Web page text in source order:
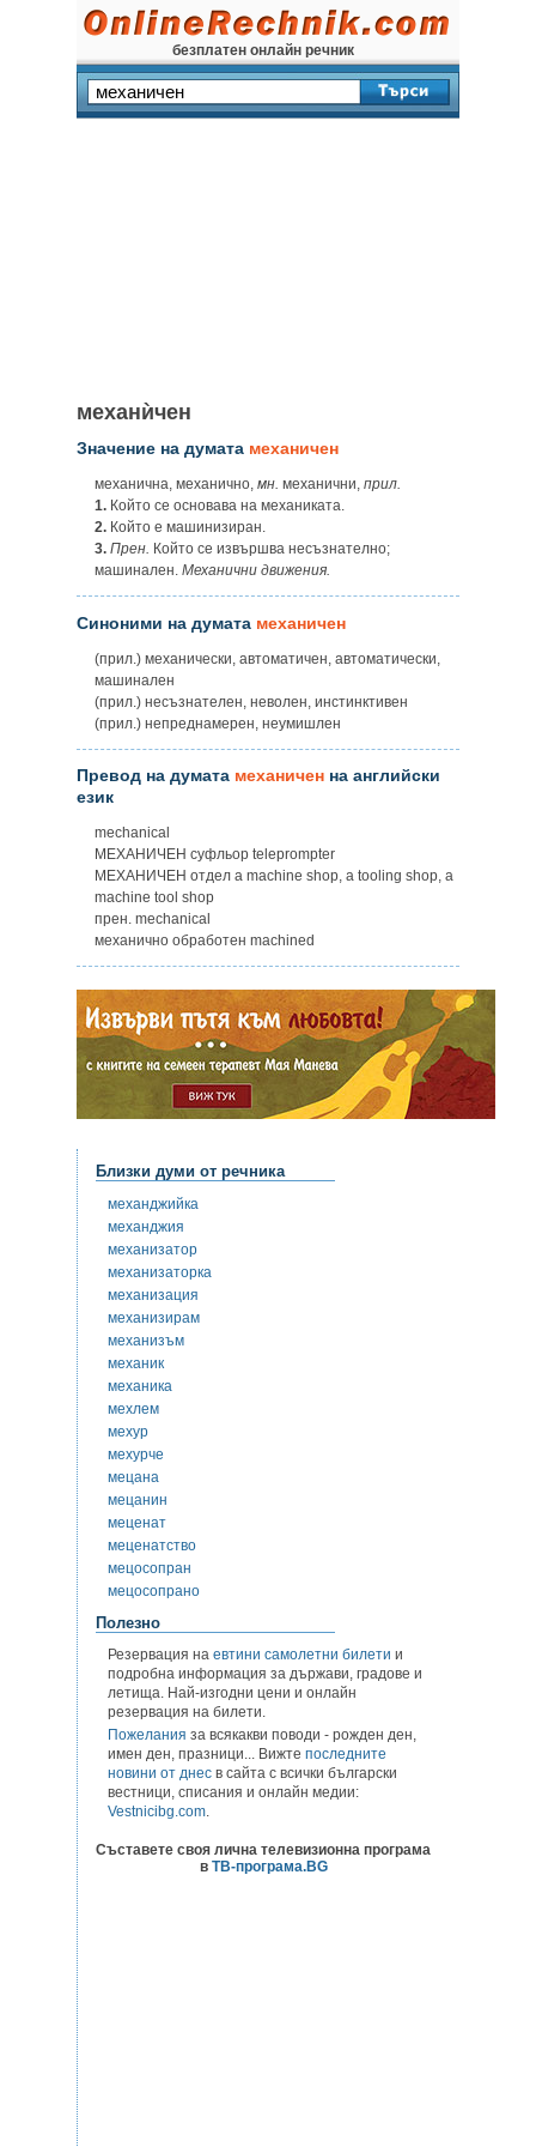
безплатен онлайн речник
механѝчен
Значение на думата механичен
механична, механично, мн. механични, прил.
1. Който се основава на механиката.
2. Който е машинизиран.
3. Прен. Който се извършва несъзнателно;
машинален. Механични движения.
Синоними на думата механичен
(прил.) механически, автоматичен, автоматически,
машинален
(прил.) несъзнателен, неволен, инстинктивен
(прил.) непреднамерен, неумишлен
Превод на думата механичен на английски
език
mechanical
МЕХАНИЧЕН суфльор teleprompter
МЕХАНИЧЕН отдел а machine shop, a tooling shop, a
machine tool shop
прен. mechanical
механично обработен machined
Близки думи от речника
механджийка
механджия
механизатор
механизаторка
механизация
механизирам
механизъм
механик
механика
мехлем
мехур
мехурче
мецана
мецанин
меценат
меценатство
мецосопран
мецосопрано
Полезно
Резервация на евтини самолетни билети и
подробна информация за държави, градове и
летища. Най-изгодни цени и онлайн
резервация на билети.
Пожелания за всякакви поводи - рожден ден,
имен ден, празници... Вижте последните
новини от днес в сайта с всички български
вестници, списания и онлайн медии:
Vestnicibg.com.
Съставете своя лична телевизионна програма
в ТВ-програма.BG